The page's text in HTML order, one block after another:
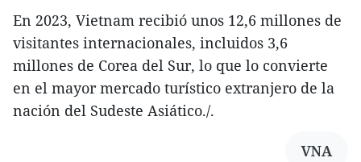
En 2023, Vietnam recibió unos 12,6 millones de
visitantes internacionales, incluidos 3,6
millones de Corea del Sur, lo que lo convierte
en el mayor mercado turístico extranjero de la
nación del Sudeste Asiático./.
VNA